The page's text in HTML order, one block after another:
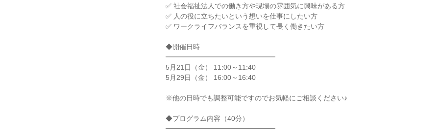
✅ 社会福祉法人での働き方や現場の雰囲気に興味がある方
✅ 人の役に立ちたいという想いを仕事にしたい方
✅ ワークライフバランスを重視して長く働きたい方
◆開催日時
━━━━━━━━━━━━━━━━
5月21日（金） 11:00～11:40
5月29日（金） 16:00～16:40
※他の日時でも調整可能ですのでお気軽にご相談ください♪
◆プログラム内容（40分）
━━━━━━━━━━━━━━━━